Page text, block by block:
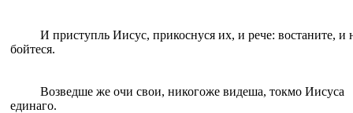
И приступль Иисус, прикоснуся их, и рече: востаните, и
бойтеся.
Возведше же очи свои, никогоже видеша, токмо Иисуса
единаго.